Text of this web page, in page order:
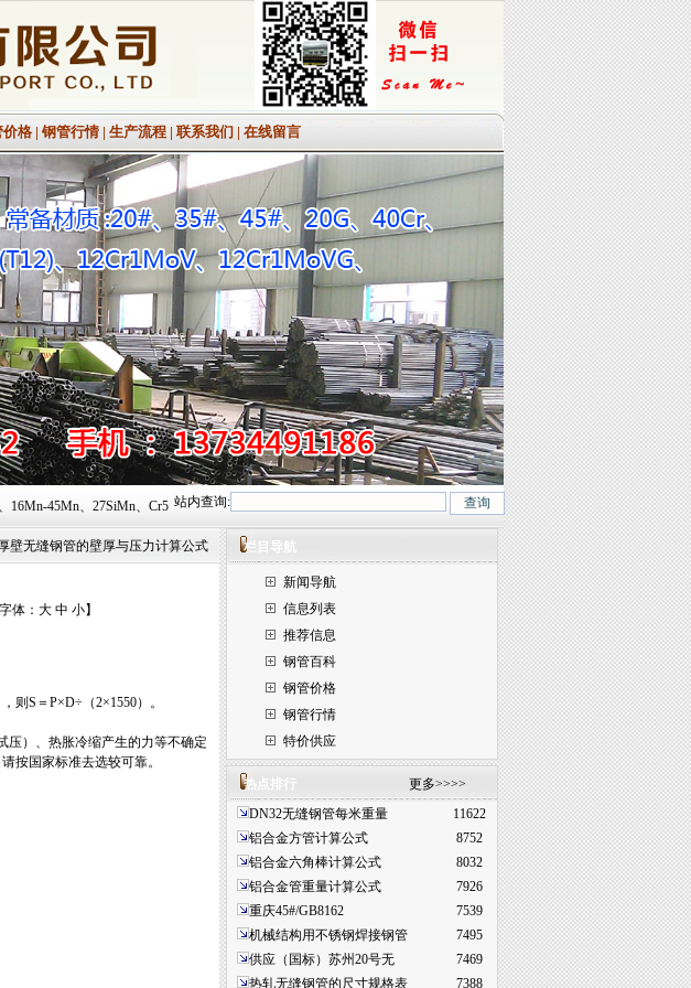
价格 | 钢管行情 | 生产流程 | 联系我们 | 在线留言
45Mn、27SiMn、Cr5Mo、12CrMo(T12)、12Cr1MoV、12Cr1MoVG、10CrMo910、 15CrMo、35CrMo、40CrMo.
站内查询:
壁无缝钢管的壁厚与压力计算公式
体： 大 中 小】
则S＝P×D÷（2×1550）。
压）、热胀冷缩产生的力等不确定
按国家标准去选较可靠。
栏目导航
新闻导航
信息列表
推荐信息
钢管百科
钢管价格
钢管行情
特价供应
热点排行
更多>>>>
DN32无缝钢管每米重量
11622
铝合金方管计算公式
8752
铝合金六角棒计算公式
8032
铝合金管重量计算公式
7926
重庆45#/GB8162
7539
机械结构用不锈钢焊接钢管
7495
供应（国标）苏州20号无
7469
热轧无缝钢管的尺寸规格表
7388